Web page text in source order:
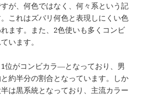
が、何色ではなく、何々系という記
これはズバリ何色と表現しにくい色
ます。また、2色使いも多くコンビ
います。
位がコンビカラ―となっており、男
約半分の割合となっています。しか
は黒系統となっており、主流カラー